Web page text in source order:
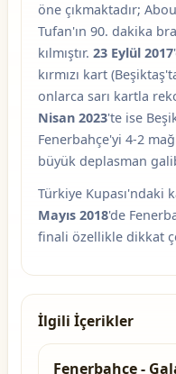
öne çıkmaktadır;
Tufan'ın 90. dakika
kılmıştır. 23 Eylül 2017
kırmızı kart
onlarca sarı kartla
Nisan 2023'te ise
Fenerbahçe'yi 4-2
büyük deplasman
Türkiye Kupası'ndaki
Mayıs 2018'de
finali özellikle dikkat
İlgili İçerikler
Fenerbahçe -